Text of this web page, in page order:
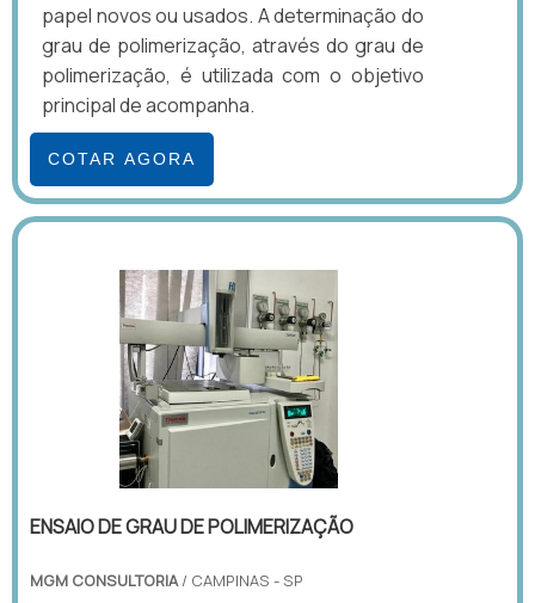
papel novos ou usados. A determinação do
grau de polimerização, através do grau de
polimerização, é utilizada com o objetivo
principal de acompanha.
COTAR AGORA
ENSAIO DE GRAU DE POLIMERIZAÇÃO
MGM CONSULTORIA/ CAMPINAS - SP